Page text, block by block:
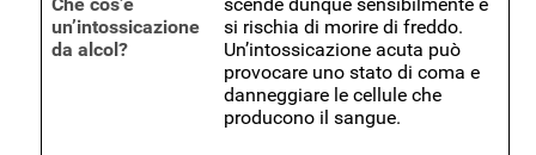
un’intossicazione
da alcol?
si rischia di morire di freddo.
Un’intossicazione acuta può
provocare uno stato di coma e
danneggiare le cellule che
producono il sangue.